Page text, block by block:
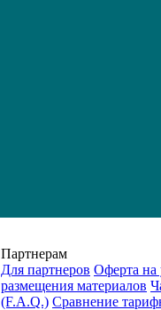
Партнерам
Для партнеров Оферта на
размещения материалов
(F.A.Q.) Cравнение